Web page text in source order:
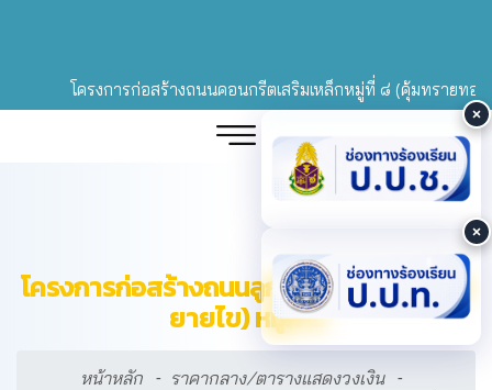
โครงการก่อสร้างถนนคอนกรีตเสริมเหล็กหมู่ที่ ๘ (คุ้มทรายทอง)
โครงการก่อสร้างถนนลูกรังบ้านหัวนา (ซอย
ยายไข) หมู่ที่ ๘
หน้าหลัก
ราคากลาง/ตารางแสดงวงเงิน